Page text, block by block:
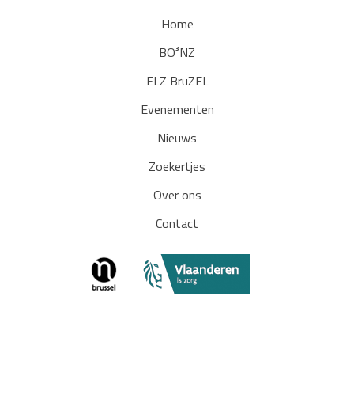
Home
BO³NZ
ELZ BruZEL
Evenementen
Nieuws
Zoekertjes
Over ons
Contact